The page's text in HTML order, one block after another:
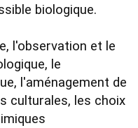
biologique.
l'observation et le
le
l'aménagement de
culturales, les choix